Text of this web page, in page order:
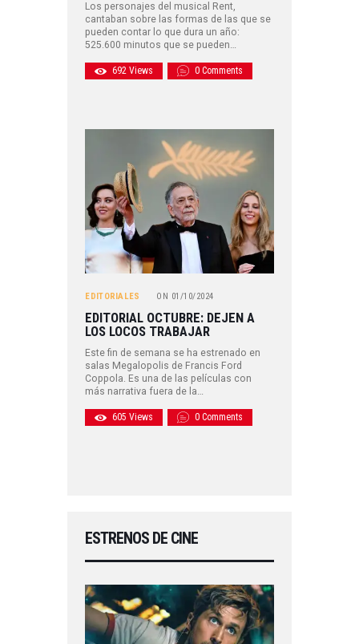
Los personajes del musical Rent,
cantaban sobre las formas de las que se
pueden contar lo que dura un año:
525.600 minutos que se pueden…
692 Views 0 Comments
EDITORIALES ON 01/10/2024
EDITORIAL OCTUBRE: DEJEN A
LOS LOCOS TRABAJAR
Este fin de semana se ha estrenado en
salas Megalopolis de Francis Ford
Coppola. Es una de las películas con
más narrativa fuera de la…
605 Views 0 Comments
ESTRENOS DE CINE